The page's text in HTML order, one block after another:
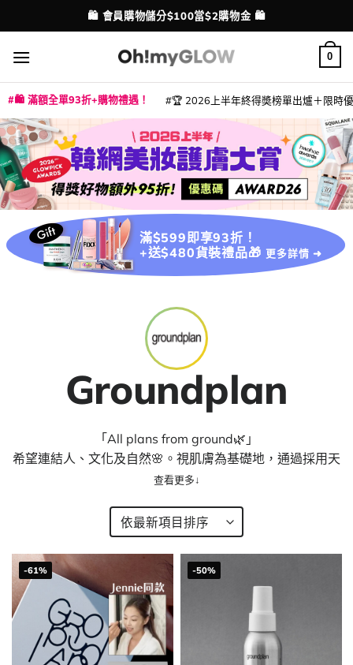
to
content
配送港澳
🛍️ 會員購物儲分$100當$2購物金 🛍️
0
🛍️ 滿額全單93折+購物禮遇！ 🏆 2026上半年終得奬榜單出爐＋限時
滿$599即享93折！
+送$480貨裝禮品🎁 更多詳情 ➜
Groundplan
「All plans from ground​🌿」
希望連結人、文化及自然🌸。視肌膚為基礎地，通過採用天
然成分製成產品，給肌膚最純粹的保養😳，締造肌膚生命力
秉持著自然不變的原則。使用地球上發現的純天然原材料傳
遞給皮膚。其中核心成份用上進口金縷梅萃取物，在古代，
原住民用它來治療小傷口、瘡、擦傷和皮膚搔癢，被稱為
「神奇之花」。天然植物醇成分有助於舒緩和收斂經常困擾
的肌膚，抑制有害物質對肌膚的活化，並具有收縮毛孔和抗
氧化的功效，因此不僅能舒緩肌膚，還能幫助滋潤和賦能。
-61% -50%